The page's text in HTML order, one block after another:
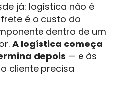
já: logística não é
é o custo do
dentro de um
A logística começa
depois — e às
cliente precisa